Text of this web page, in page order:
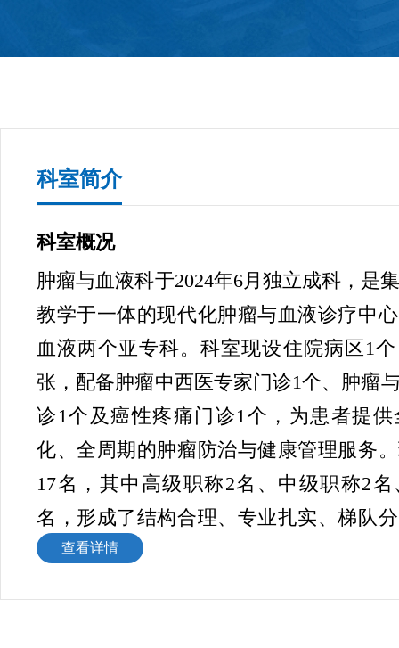
科室简介
科室概况
肿瘤与血液科于2024年6月独立成科，是
教学于一体的现代化肿瘤与血液诊疗中
血液两个亚专科。科室现设住院病区1
张，配备肿瘤中西医专家门诊1个、肿瘤
诊1个及癌性疼痛门诊1个，为患者提
化、全周期的肿瘤防治与健康管理服务
17名，其中高级职称2名、中级职称2
名，形成了结构合理、专业扎实、梯队
液诊疗队伍，为诊疗工作的高质量开展
查看详情